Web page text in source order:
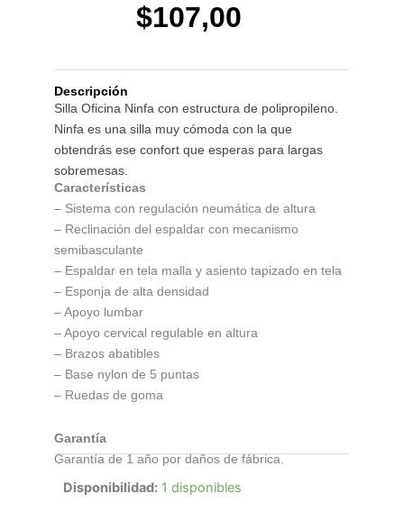
precio
original
era:
$125,00.
$107,00precio
actual
es:
$107,00.
Descripción
Silla Oficina Ninfa con estructura de polipropileno.
Ninfa es una silla muy cómoda con la que
obtendrás ese confort que esperas para largas
sobremesas.
Características
– Sistema con regulación neumática de altura
– Reclinación del espaldar con mecanismo
semibasculante
– Espaldar en tela malla y asiento tapizado en tela
– Esponja de alta densidad
– Apoyo lumbar
– Apoyo cervical regulable en altura
– Brazos abatibles
– Base nylon de 5 puntas
– Ruedas de goma
Garantía
Garantía de 1 año por daños de fábrica.
Disponibilidad: 1 disponibles
Silla